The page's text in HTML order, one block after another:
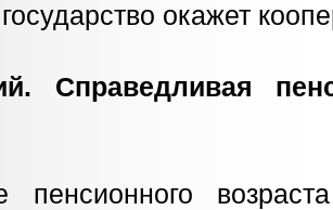
окажет
Справедливая
пенсионного